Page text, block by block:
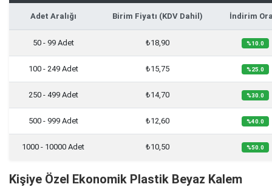
Adet Aralığı Birim Fiyatı (KDV Dahil) İndirim
50 - 99 Adet ₺18,90 %10.0
100 - 249 Adet ₺15,75 %25.0
250 - 499 Adet ₺14,70 %30.0
500 - 999 Adet ₺12,60 %40.0
1000 - 10000 Adet ₺10,50 %50.0
Kişiye Özel Ekonomik Plastik Beyaz Kalem